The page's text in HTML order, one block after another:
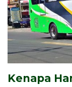
Kenapa